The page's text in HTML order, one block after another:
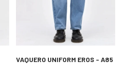
VAQUERO UNIFORM EROS - A85